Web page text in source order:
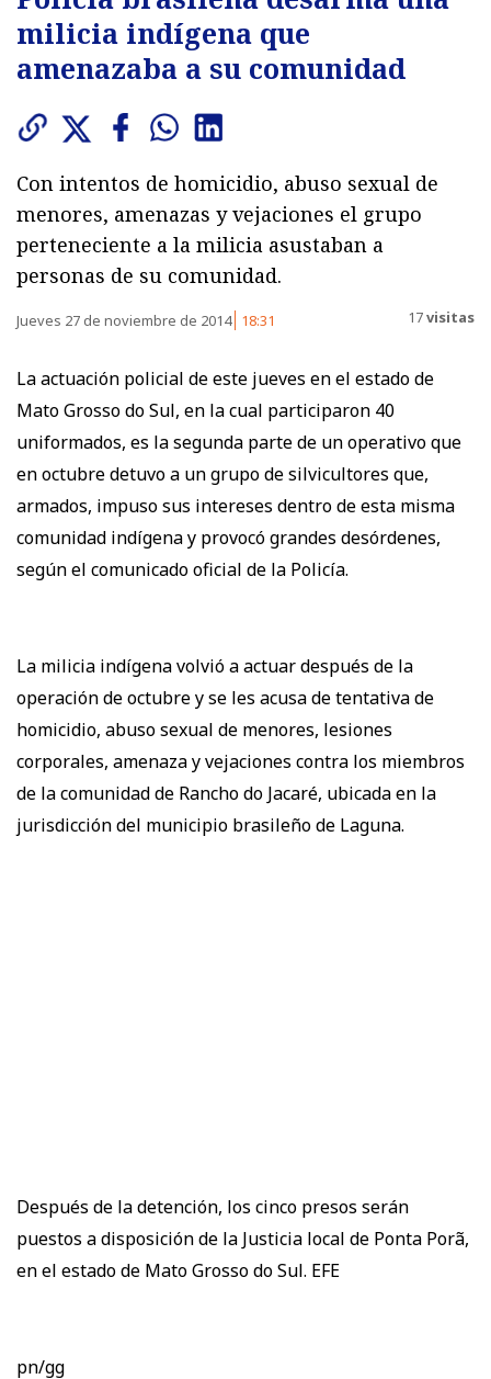
milicia indígena que
amenazaba a su comunidad
Con intentos de homicidio, abuso sexual de
menores, amenazas y vejaciones el grupo
perteneciente a la milicia asustaban a
personas de su comunidad.
Jueves 27 de noviembre de 2014 18:31 17visitas
La actuación policial de este jueves en el estado de
Mato Grosso do Sul, en la cual participaron 40
uniformados, es la segunda parte de un operativo que
en octubre detuvo a un grupo de silvicultores que,
armados, impuso sus intereses dentro de esta misma
comunidad indígena y provocó grandes desórdenes,
según el comunicado oficial de la Policía.
La milicia indígena volvió a actuar después de la
operación de octubre y se les acusa de tentativa de
homicidio, abuso sexual de menores, lesiones
corporales, amenaza y vejaciones contra los miembros
de la comunidad de Rancho do Jacaré, ubicada en la
jurisdicción del municipio brasileño de Laguna.
Después de la detención, los cinco presos serán
puestos a disposición de la Justicia local de Ponta Porã,
en el estado de Mato Grosso do Sul. EFE
pn/gg